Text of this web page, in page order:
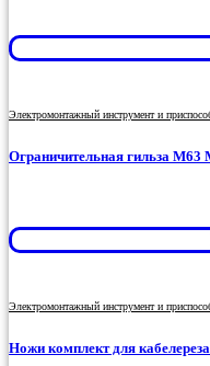
Электромонтажный инструмент и
Ограничительная гильза M63
Электромонтажный инструмент и
Ножи комплект для